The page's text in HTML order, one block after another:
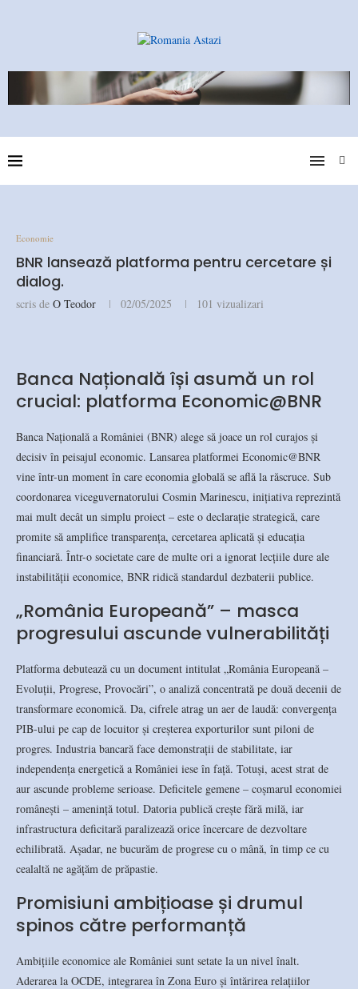
Economie
BNR lansează platforma pentru cercetare și
dialog.
scris de O Teodor 02/05/2025 101 vizualizari
Banca Națională își asumă un rol
crucial: platforma Economic@BNR
Banca Națională a României (BNR) alege să joace un rol curajos și
decisiv în peisajul economic. Lansarea platformei Economic@BNR
vine într-un moment în care economia globală se află la răscruce. Sub
coordonarea viceguvernatorului Cosmin Marinescu, inițiativa reprezintă
mai mult decât un simplu proiect – este o declarație strategică, care
promite să amplifice transparența, cercetarea aplicată și educația
financiară. Într-o societate care de multe ori a ignorat lecțiile dure ale
instabilității economice, BNR ridică standardul dezbaterii publice.
„România Europeană” – masca
progresului ascunde vulnerabilități
Platforma debutează cu un document intitulat „România Europeană –
Evoluții, Progrese, Provocări”, o analiză concentrată pe două decenii de
transformare economică. Da, cifrele atrag un aer de laudă: convergența
PIB-ului pe cap de locuitor și creșterea exporturilor sunt piloni de
progres. Industria bancară face demonstrații de stabilitate, iar
independența energetică a României iese în față. Totuși, acest strat de
aur ascunde probleme serioase. Deficitele gemene – coșmarul economiei
românești – amenință totul. Datoria publică crește fără milă, iar
infrastructura deficitară paralizează orice încercare de dezvoltare
echilibrată. Așadar, ne bucurăm de progrese cu o mână, în timp ce cu
cealaltă ne agățăm de prăpastie.
Promisiuni ambițioase și drumul
spinos către performanță
Ambițiile economice ale României sunt setate la un nivel înalt.
Aderarea la OCDE, integrarea în Zona Euro și întărirea relațiilor